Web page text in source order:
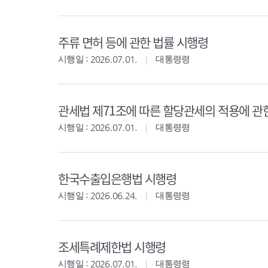
주류 면허 등에 관한 법률 시행령
시행일 : 2026.07.01. 대통령령
관세법 제71조에 따른 할당관세의 적용에 관
시행일 : 2026.07.01. 대통령령
한국수출입은행법 시행령
시행일 : 2026.06.24. 대통령령
조세특례제한법 시행령
시행일 : 2026.07.01. 대통령령